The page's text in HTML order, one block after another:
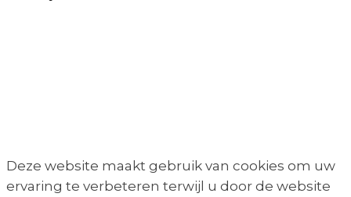
Deze website maakt gebruik van cookies om uw
ervaring te verbeteren terwijl u door de website